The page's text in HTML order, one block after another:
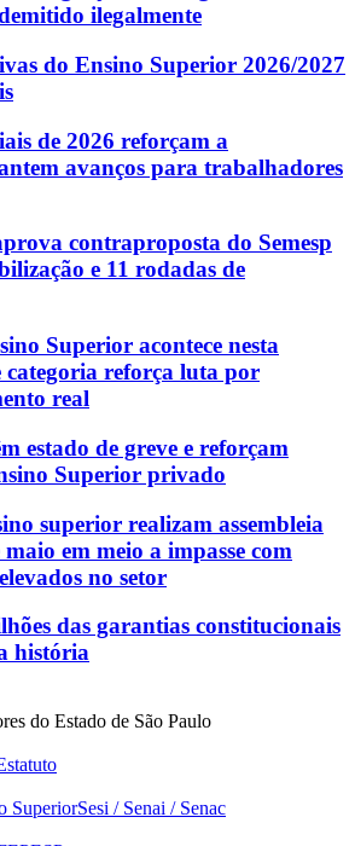
ilegalmente
do Ensino Superior 2026/2027
de 2026 reforçam a
avanços para trabalhadores
contraproposta do Semesp
e 11 rodadas de
Superior acontece nesta
reforça luta por
real
estado de greve e reforçam
Superior privado
superior realizam assembleia
em meio a impasse com
no setor
das garantias constitucionais
história
do Estado de São Paulo
SuperiorSesi / Senai / Senac